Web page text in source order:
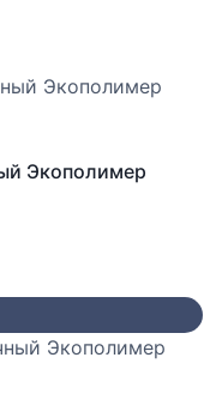
Экополимер